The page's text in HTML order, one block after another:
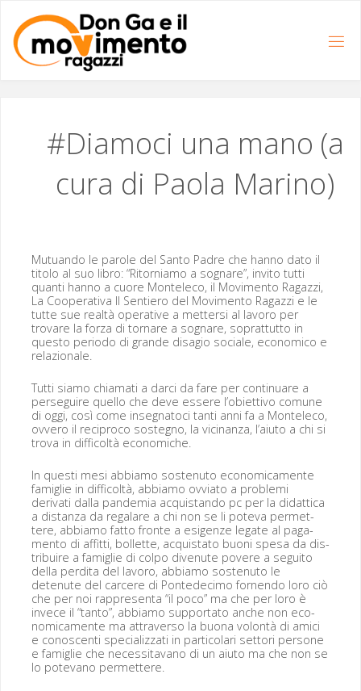
contenuto
#Diamoci una mano (a
cura di Paola Marino)
Mutuan­do le parole del San­to Padre che han­no dato il
tito­lo al suo libro: “Ritor­ni­amo a sognare”, invi­to tut­ti
quan­ti han­no a cuore Mon­t­ele­co, il Movi­men­to Ragazzi,
La Coop­er­a­ti­va Il Sen­tiero del Movi­men­to Ragazzi e le
tutte sue realtà oper­a­tive a met­ter­si al lavoro per
trovare la forza di tornare a sognare, soprat­tut­to in
questo peri­o­do di grande dis­a­gio sociale, eco­nom­i­co e
relazionale.
Tut­ti siamo chia­mati a dar­ci da fare per con­tin­uare a
perseguire quel­lo che deve essere l’obiettivo comune
di oggi, così come inseg­na­to­ci tan­ti anni fa a Mon­t­ele­co,
ovvero il rec­i­pro­co sosteg­no, la vic­i­nan­za, l’aiuto a chi si
tro­va in dif­fi­coltà economiche.
In questi mesi abbi­amo sostenu­to eco­nomi­ca­mente
famiglie in dif­fi­coltà, abbi­amo ovvi­a­to a prob­le­mi
derivati dal­la pan­demia acqui­s­tan­do pc per la didat­ti­ca
a dis­tan­za da regalare a chi non se li pote­va per­me­t­
tere, abbi­amo fat­to fronte a esi­gen­ze legate al paga­
men­to di affit­ti, bol­lette, acquis­ta­to buoni spe­sa da dis­
tribuire a famiglie di colpo divenute povere a segui­to
del­la perdi­ta del lavoro, abbi­amo sostenu­to le
detenute del carcere di Pont­edec­i­mo for­nen­do loro ciò
che per noi rap­p­re­sen­ta “il poco” ma che per loro è
invece il “tan­to”, abbi­amo sup­por­t­a­to anche non eco­
nomi­ca­mente ma attra­ver­so la buona volon­tà di ami­ci
e conoscen­ti spe­cial­iz­za­ti in par­ti­co­lari set­tori per­sone
e famiglie che neces­si­ta­vano di un aiu­to ma che non se
lo pote­vano permettere.